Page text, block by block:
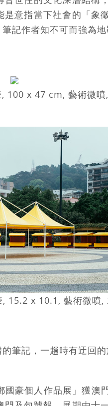
意指當下社會的「象
筆記作者知不可而強為
100 x 47 cm, 藝術微
15.2 x 10.1, 藝術微噴,
筆記，一趟時有迂回
國豪個人作品展」獲澳